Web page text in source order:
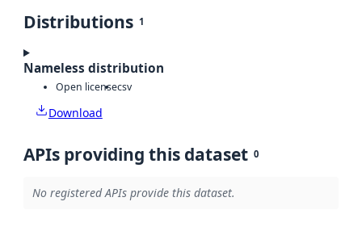
Distributions 1
Nameless distribution
Open licensecsv
Download
APIs providing this dataset 0
No registered APIs provide this dataset.